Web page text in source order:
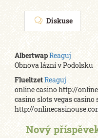
Diskuse
AlbertwapReaguj
Obnova lázní v Podolsku
FlueltzetReaguj
online casino http://
casino slots vegas
http://
Nový